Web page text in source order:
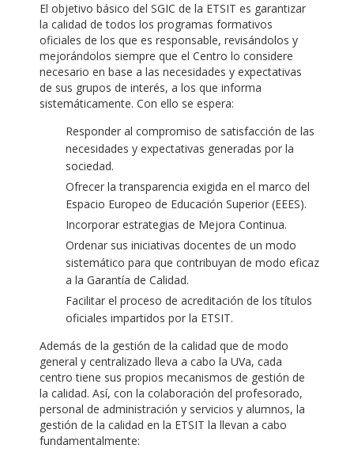
El objetivo básico del SGIC de la ETSIT es garantizar
la calidad de todos los programas formativos
oficiales de los que es responsable, revisándolos y
mejorándolos siempre que el Centro lo considere
necesario en base a las necesidades y expectativas
de sus grupos de interés, a los que informa
sistemáticamente. Con ello se espera:
Responder al compromiso de satisfacción de las
necesidades y expectativas generadas por la
sociedad.
Ofrecer la transparencia exigida en el marco del
Espacio Europeo de Educación Superior (EEES).
Incorporar estrategias de Mejora Continua.
Ordenar sus iniciativas docentes de un modo
sistemático para que contribuyan de modo eficaz
a la Garantía de Calidad.
Facilitar el proceso de acreditación de los títulos
oficiales impartidos por la ETSIT.
Además de la gestión de la calidad que de modo
general y centralizado lleva a cabo la UVa, cada
centro tiene sus propios mecanismos de gestión de
la calidad. Así, con la colaboración del profesorado,
personal de administración y servicios y alumnos, la
gestión de la calidad en la ETSIT la llevan a cabo
fundamentalmente: